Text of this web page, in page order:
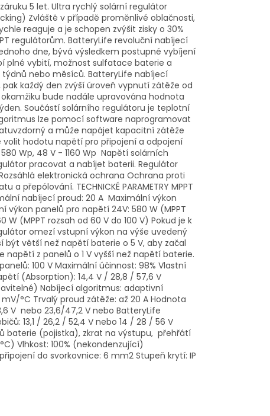
5 let. Ultra rychlý solární regulátor
Zvláště v případě proměnlivé oblačnosti,
reaguje a je schopen zvýšit zisky o 30%
regulátorům. BatteryLife revoluční nabíjecí
dne, bývá výsledkem postupné vybíjení
plné vybití, možnost sulfatace baterie a
nebo měsíců. BatteryLife nabíjecí
každý den zvýší úroveň vypnutí zátěže od
bude nadále upravována hodnota
Součástí solárního regulátoru je teplotní
lze pomocí software naprogramovat
a může napájet kapacitní zátěže
hodotu napětí pro připojení a odpojení
Wp, 48 V - 1160 Wp Napětí solárních
pracovat a nabíjet baterii. Regulátor
elektronická ochrana Ochrana proti
TECHNICKÉ PARAMETRY MPPT
nabíjecí proud: 20 A Maximální výkon
výkon panelů pro napětí 24V: 580 W (MPPT
(MPPT rozsah od 60 V do 100 V) Pokud je k
omezí vstupní výkon na výše uvedený
větší než napětí baterie o 5 V, aby začal
z panelů o 1 V vyšší než napětí baterie.
100 V Maximální účinnost: 98% Vlastní
(Absorption): 14,4 V / 28,8 / 57,6 V
Nabíjecí algoritmus: adaptivní
°C Trvalý proud zátěže: až 20 A Hodnota
V nebo 23,6/47,2 V nebo BatteryLife
13,1 / 26,2 / 52,4 V nebo 14 / 28 / 56 V
baterie (pojistka), zkrat na výstupu, přehřátí
Vlhkost: 100% (nekondenzující)
do svorkovnice: 6 mm2 Stupeň krytí: IP